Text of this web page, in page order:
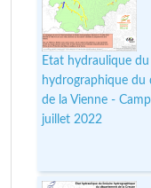
Etat hydraulique
hydrographique du
de la Vienne -
juillet 2022